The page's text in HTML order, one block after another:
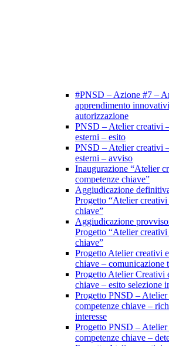
#PNSD – Azione #7 –
apprendimento
autorizzazione
PNSD – Atelier creativi
esterni – esito
PNSD – Atelier creativi
esterni – avviso
Inaugurazione “Atelier
competenze chiave”
Aggiudicazione
Progetto “Atelier creativi
chiave”
Aggiudicazione
Progetto “Atelier creativi
chiave”
Progetto Atelier creativi
chiave – comunicazione
Progetto Atelier Creativi
chiave – esito selezione
Progetto PNSD –
competenze chiave –
interesse
Progetto PNSD –
competenze chiave –